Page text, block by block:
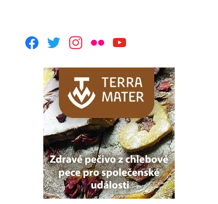
facebooktwitterinstagram
flickr youtube